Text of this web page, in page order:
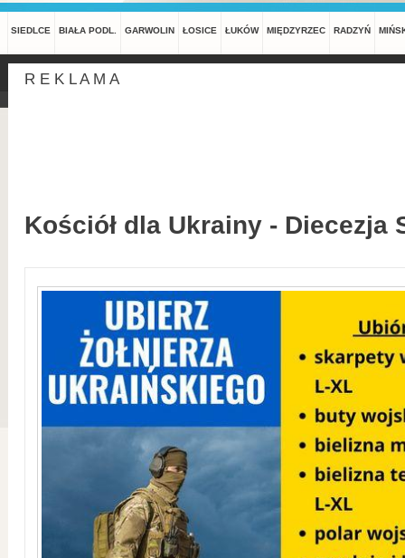
SIEDLCE BIAŁA PODL. GARWOLIN ŁOSICE ŁUKÓW MIĘDZYRZEC RADZYŃ
R E K L A M A
Kościół dla Ukrainy - Diecezja